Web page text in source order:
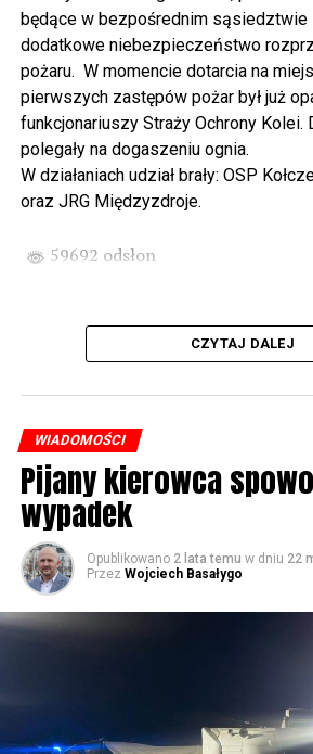
spod biblioteki). O godzinie 19.00 w
wysłuchamy organowego koncertu
państwa Witkowskich.
Wyjątkowym wydarzeniem będzie
Kawuś Music Project, podczas
polskich przebojów w jazzowej
przed biblioteką). Podczas koncertu
Projektów Interreg VI A – Kultura i
turystyka.
(Niemcy), Biblioteka Publiczna Gminy
Rzymskokatolicka w Wolinie
59693 odsłon
będące w bezpośrednim sąsiedztwie
dodatkowe niebezpieczeństwo
pożaru. W momencie dotarcia na
pierwszych zastępów pożar był już
funkcjonariuszy Straży Ochrony Kolei.
polegały na dogaszeniu ognia.
W działaniach udział brały: OSP
oraz JRG Międzyzdroje.
59692 odsłon
CZYTAJ DALEJ
WIADOMOŚCI
Pijany kierowca
wypadek
Opublikowano 2 lata temu w dniu 22
Przez Wojciech Basałygo